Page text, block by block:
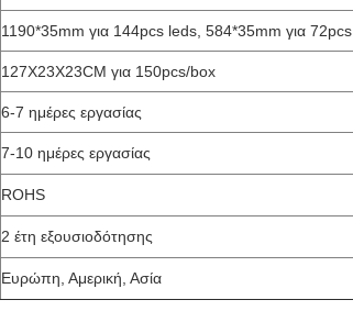
1190*35mm για 144pcs leds, 584*35mm για
127X23X23CM για 150pcs/box
6-7 ημέρες εργασίας
7-10 ημέρες εργασίας
ROHS
2 έτη εξουσιοδότησης
Ευρώπη, Αμερική, Ασία